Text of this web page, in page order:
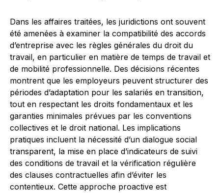
Dans les affaires traitées, les juridictions ont souvent
été amenées à examiner la compatibilité des accords
d’entreprise avec les règles générales du droit du
travail, en particulier en matière de temps de travail et
de mobilité professionnelle. Des décisions récentes
montrent que les employeurs peuvent structurer des
périodes d’adaptation pour les salariés en transition,
tout en respectant les droits fondamentaux et les
garanties minimales prévues par les conventions
collectives et le droit national. Les implications
pratiques incluent la nécessité d’un dialogue social
transparent, la mise en place d’indicateurs de suivi
des conditions de travail et la vérification régulière
des clauses contractuelles afin d’éviter les
contentieux. Cette approche proactive est